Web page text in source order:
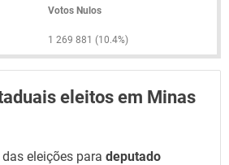
Votos Nulos
1 269 881 (10.4%)
eleitos em Minas
eleições para deputado